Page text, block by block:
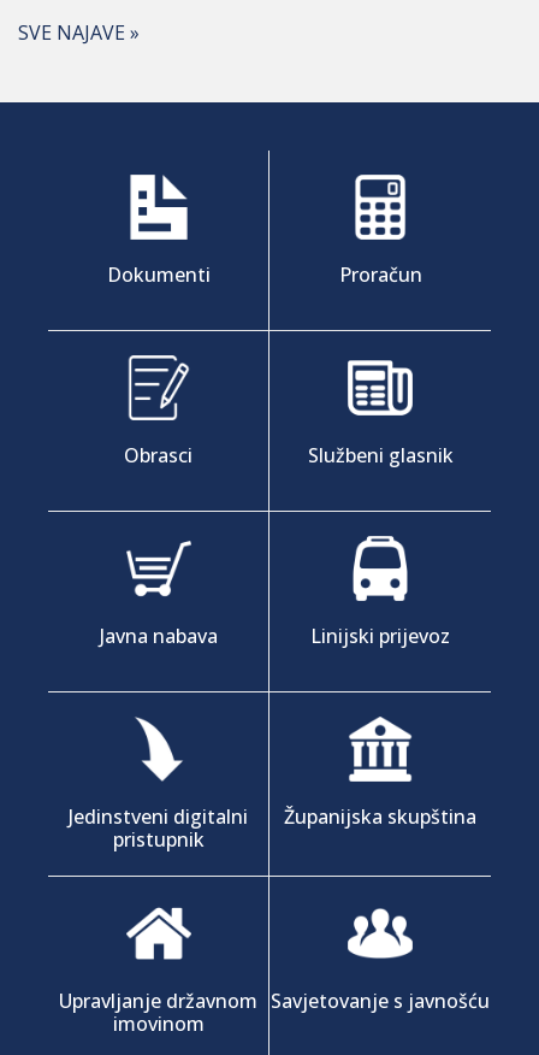
SVE NAJAVE »
Dokumenti Proračun
Obrasci Službeni glasnik
Javna nabava Linijski prijevoz
Jedinstveni digitalni
pristupnik
Županijska skupština
Upravljanje državnom
imovinom
Savjetovanje s javnošću